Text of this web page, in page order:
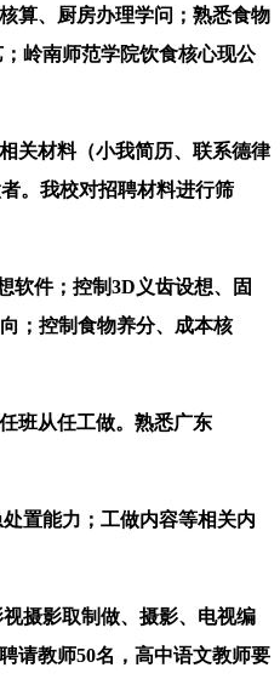
算、厨房办理学问；熟悉食物
岭南师范学院饮食核心现公
关材料（小我简历、联系德律
。我校对招聘材料进行筛
软件；控制3D义齿设想、固
；控制食物养分、成本核
班从任工做。熟悉广东
置能力；工做内容等相关内
摄影取制做、摄影、电视编
请教师50名，高中语文教师要